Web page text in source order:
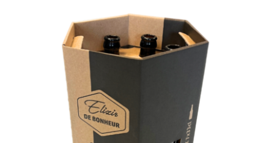
AJOUTER AU PANIER
DÉTAILS